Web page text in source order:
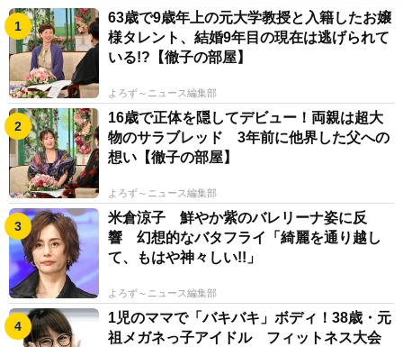
す。 急な用事が入った場合でも柔軟に休みをいただける
ため、非常に融通が利く職場で助かっています。
ー実際に働いて感じたメリット・デメリットとは？
自宅から職場まで、車で5分とアクセスが良いのが大き
なメリットです。急な家の用事があっても早く仕事が終
えられるので、仕事をする上でデメリットを感じたこと
はあまりありません。
あえてデメリットを言うなら、パート雇用のため有給が
発生しないところでしょうか。病気で休んでしまうと給
料が発生しないため、健康管理には人一倍気を配ってい
ます。
63歳で9歳年上の元大学教授と入籍したお嬢
様タレント、結婚9年目の現在は逃げられて
いる!?【徹子の部屋】
よろず～ニュース編集部
16歳で正体を隠してデビュー！両親は超大
物のサラブレッド 3年前に他界した父への
想い【徹子の部屋】
よろず～ニュース編集部
米倉涼子 鮮やか紫のバレリーナ姿に反
響 幻想的なバタフライ「綺麗を通り越し
て、もはや神々しい!!」
よろず～ニュース編集部
1児のママで「バキバキ」ボディ！38歳・元
祖メガネっ子アイドル フィットネス大会